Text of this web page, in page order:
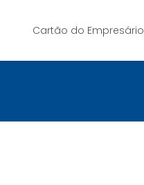
Cartão do Empresário